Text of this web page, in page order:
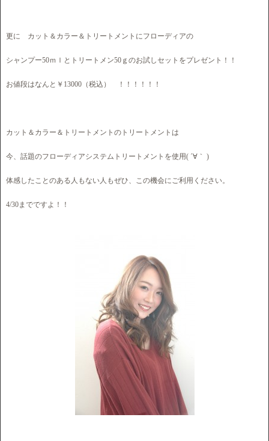
更に カット＆カラー＆トリートメントにフローディアの
シャンプー50ｍｌとトリートメン50ｇのお試しセットをプレゼント！！
お値段はなんと￥13000（税込） ！！！！！！
カット＆カラー＆トリートメントのトリートメントは
今、話題のフローディアシステムトリートメントを使用( ´∀｀ )
体感したことのある人もない人もぜひ、この機会にご利用ください。
4/30までですよ！！